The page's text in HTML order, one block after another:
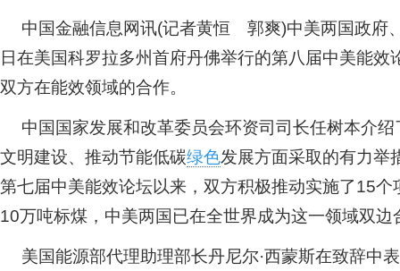
中国金融信息网讯(记者黄恒 郭爽)中美两国政府
日在美国科罗拉多州首府丹佛举行的第八届中美能效
双方在能效领域的合作。
中国国家发展和改革委员会环资司司长任树本介
文明建设、推动节能低碳绿色发展方面采取的有力举
第七届中美能效论坛以来，双方积极推动实施了15个
10万吨标煤，中美两国已在全世界成为这一领域双边
美国能源部代理助理部长丹尼尔·西蒙斯在致辞中